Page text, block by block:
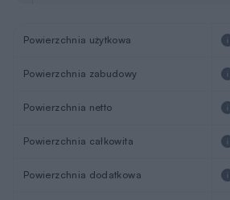
Powierzchnia użytkowa
Powierzchnia zabudowy
Powierzchnia netto
Powierzchnia całkowita
Powierzchnia dodatkowa